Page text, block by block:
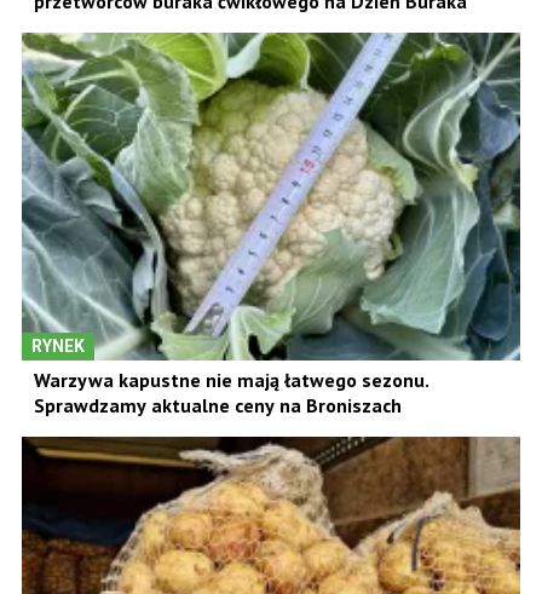
RYNEK
Warzywa kapustne nie mają łatwego sezonu.
Sprawdzamy aktualne ceny na Broniszach